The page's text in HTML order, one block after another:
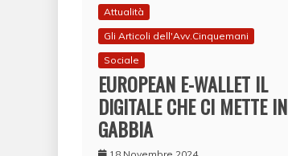
Attualità
Gli Articoli dell'Avv.Cinquemani
Sociale
EUROPEAN E-WALLET IL
DIGITALE CHE CI METTE IN
GABBIA